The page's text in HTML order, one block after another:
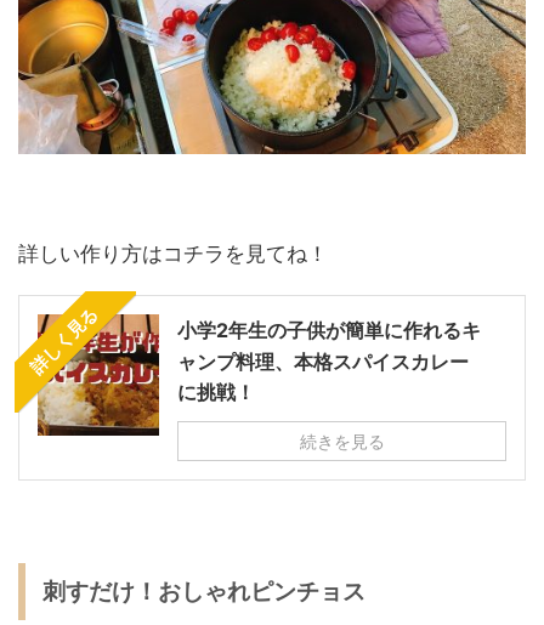
詳しい作り方はコチラを見てね！
詳しく見る
小学2年生の子供が簡単に作れるキ
ャンプ料理、本格スパイスカレー
に挑戦！
続きを見る
刺すだけ！おしゃれピンチョス